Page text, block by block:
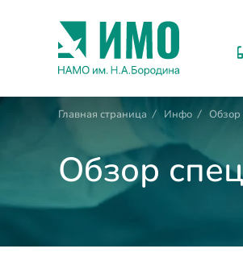
Главная страница / Инфо / Обзор
Обзор